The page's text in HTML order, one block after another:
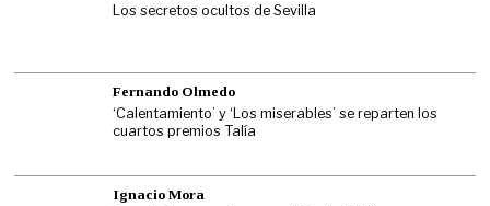
Los secretos ocultos de Sevilla
Fernando Olmedo
‘Calentamiento’ y ‘Los miserables’ se reparten los
cuartos premios Talía
Ignacio Mora